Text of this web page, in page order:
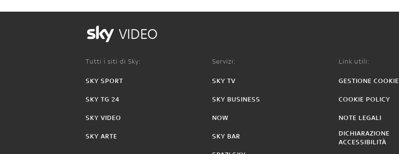
VIDEO
Tutti i siti di Sky:
SKY SPORT
SKY TG 24
SKY VIDEO
SKY ARTE
Servizi:
SKY TV
SKY BUSINESS
NOW
SKY BAR
Link utili:
GESTIONE COOKIE
COOKIE POLICY
NOTE LEGALI
DICHIARAZIONE
ACCESSIBILITÀ